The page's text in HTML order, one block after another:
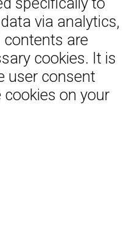
via analytics,
contents are
cookies. It is
user consent
on your